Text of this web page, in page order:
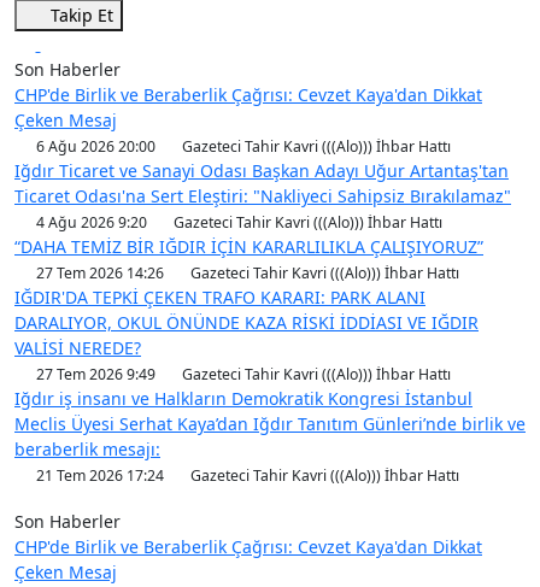
Takip Et
Son Haberler
CHP'de Birlik ve Beraberlik Çağrısı: Cevzet Kaya'dan Dikkat
Çeken Mesaj
6 Ağu 2026 20:00 Gazeteci Tahir Kavri (((Alo))) İhbar Hattı
Iğdır Ticaret ve Sanayi Odası Başkan Adayı Uğur Artantaş'tan
Ticaret Odası'na Sert Eleştiri: "Nakliyeci Sahipsiz Bırakılamaz"
4 Ağu 2026 9:20 Gazeteci Tahir Kavri (((Alo))) İhbar Hattı
“DAHA TEMİZ BİR IĞDIR İÇİN KARARLILIKLA ÇALIŞIYORUZ”
27 Tem 2026 14:26 Gazeteci Tahir Kavri (((Alo))) İhbar Hattı
IĞDIR'DA TEPKİ ÇEKEN TRAFO KARARI: PARK ALANI
DARALIYOR, OKUL ÖNÜNDE KAZA RİSKİ İDDİASI VE IĞDIR
VALİSİ NEREDE?
27 Tem 2026 9:49 Gazeteci Tahir Kavri (((Alo))) İhbar Hattı
Iğdır iş insanı ve Halkların Demokratik Kongresi İstanbul
Meclis Üyesi Serhat Kaya’dan Iğdır Tanıtım Günleri’nde birlik ve
beraberlik mesajı:
21 Tem 2026 17:24 Gazeteci Tahir Kavri (((Alo))) İhbar Hattı
Son Haberler
CHP'de Birlik ve Beraberlik Çağrısı: Cevzet Kaya'dan Dikkat
Çeken Mesaj